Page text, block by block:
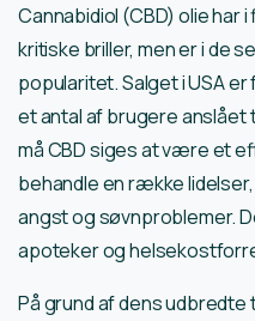
Cannabidiol (CBD) olie
kritiske briller, men er i de
popularitet. Salget i USA
et antal af brugere anslået
må CBD siges at være et
behandle en række
angst og søvnproblemer.
apoteker og
På grund af dens